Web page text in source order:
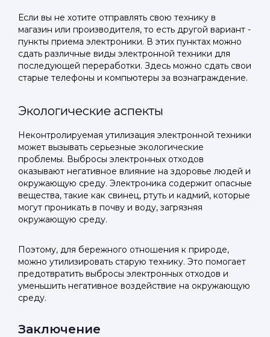
Если вы не хотите отправлять свою технику в
магазин или производителя, то есть другой вариант -
пункты приема электроники. В этих пунктах можно
сдать различные виды электронной техники для
последующей переработки. Здесь можно сдать свои
старые телефоны и компьютеры за вознаграждение.
Экологические аспекты
Неконтролируемая утилизация электронной техники
может вызывать серьезные экологические
проблемы. Выбросы электронных отходов
оказывают негативное влияние на здоровье людей и
окружающую среду. Электроника содержит опасные
вещества, такие как свинец, ртуть и кадмий, которые
могут проникать в почву и воду, загрязняя
окружающую среду.
Поэтому, для бережного отношения к природе,
можно утилизировать старую технику. Это помогает
предотвратить выбросы электронных отходов и
уменьшить негативное воздействие на окружающую
среду.
Заключение